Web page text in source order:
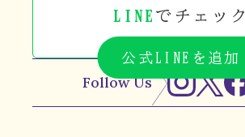
LINE でチェック
公式LINEを追加
Follow Us